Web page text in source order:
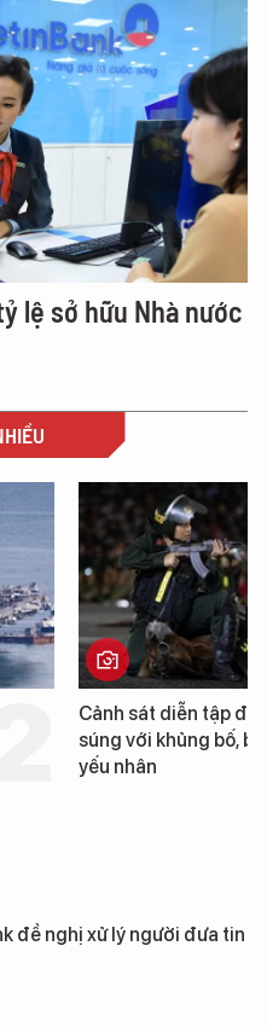
lệ sở hữu Nhà nước
diễn tập đấu
khủng bố, bảo vệ
đề nghị xử lý người đưa tin